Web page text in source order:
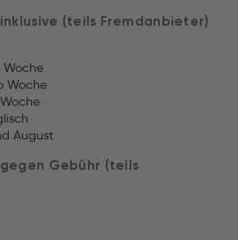
(teils Fremdanbieter)
Woche
August
Gebühr (teils